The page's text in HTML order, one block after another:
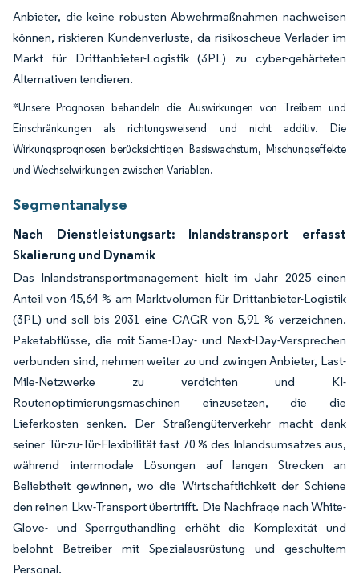
Anbieter, die keine robusten Abwehrmaßnahmen nachweisen
können, riskieren Kundenverluste, da risikoscheue Verlader im
Markt für Drittanbieter-Logistik (3PL) zu cyber-gehärteten
Alternativen tendieren.
*Unsere Prognosen behandeln die Auswirkungen von Treibern und
Einschränkungen als richtungsweisend und nicht additiv. Die
Wirkungsprognosen berücksichtigen Basiswachstum, Mischungseffekte
und Wechselwirkungen zwischen Variablen.
Segmentanalyse
Nach Dienstleistungsart: Inlandstransport erfasst
Skalierung und Dynamik
Das Inlandstransportmanagement hielt im Jahr 2025 einen
Anteil von 45,64 % am Marktvolumen für Drittanbieter-Logistik
(3PL) und soll bis 2031 eine CAGR von 5,91 % verzeichnen.
Paketabflüsse, die mit Same-Day- und Next-Day-Versprechen
verbunden sind, nehmen weiter zu und zwingen Anbieter, Last-
Mile-Netzwerke zu verdichten und KI-
Routenoptimierungsmaschinen einzusetzen, die die
Lieferkosten senken. Der Straßengüterverkehr macht dank
seiner Tür-zu-Tür-Flexibilität fast 70 % des Inlandsumsatzes aus,
während intermodale Lösungen auf langen Strecken an
Beliebtheit gewinnen, wo die Wirtschaftlichkeit der Schiene
den reinen Lkw-Transport übertrifft. Die Nachfrage nach White-
Glove- und Sperrguthandling erhöht die Komplexität und
belohnt Betreiber mit Spezialausrüstung und geschultem
Personal.